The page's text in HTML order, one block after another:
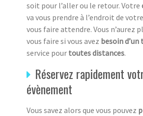
soit pour l’aller ou le retour. Votre
va vous prendre à l’endroit de
vous faire attendre. Vous n’aurez
vous faire si vous avez besoin d’un
service pour toutes distances.
Réservez rapidement
évènement
Vous savez alors que vous pouvez